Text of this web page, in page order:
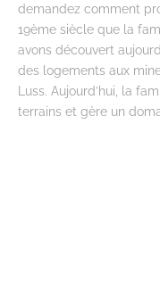
demandez comment
19ème siècle que la
avons découvert
des logements aux
Luss. Aujourd’hui, la
terrains et gère un